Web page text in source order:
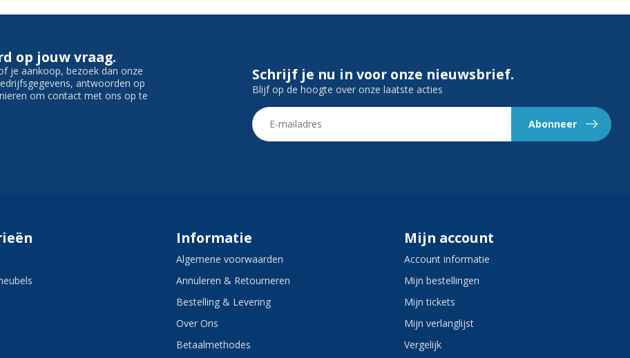
op jouw vraag.
je aankoop, bezoek dan onze
antwoorden op
om contact met ons op te
Schrijf je nu in voor onze nieuwsbrief.
Blijf op de hoogte over onze laatste acties
Abonneer
Informatie
Algemene voorwaarden
Annuleren & Retourneren
Bestelling & Levering
Over Ons
Betaalmethodes
Mijn account
Account informatie
Mijn bestellingen
Mijn tickets
Mijn verlanglijst
Vergelijk